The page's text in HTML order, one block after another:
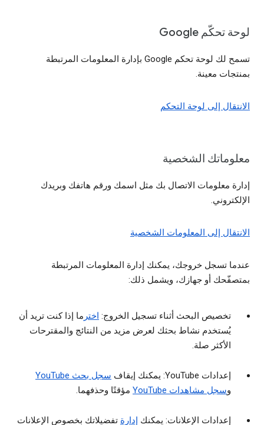
لوحة تحكّم Google
تسمح لك لوحة تحكم Google بإدارة المعلومات المرتبطة
بمنتجات معينة.
الانتقال إلى لوحة التحكم
معلوماتك الشخصية
إدارة معلومات الاتصال بك مثل اسمك ورقم هاتفك وبريدك
الإلكتروني.
الانتقال إلى المعلومات الشخصية
عندما تسجل خروجك، يمكنك إدارة المعلومات المرتبطة
بمتصفّحك أو جهازك، ويشمل ذلك:
تخصيص البحث أثناء تسجيل الخروج: اختر ما إذا كنت تريد أن
يُستخدم نشاط بحثك لعرض مزيد من النتائج والمقترحات
الأكثر صلة.
إعدادات YouTube: يمكنك إيقاف
سجل بحث YouTube
وسجل مشاهدات YouTube مؤقتًا وحذفهما.
إعدادات الإعلانات: يمكنك إدارة تفضيلاتك بخصوص الإعلانات